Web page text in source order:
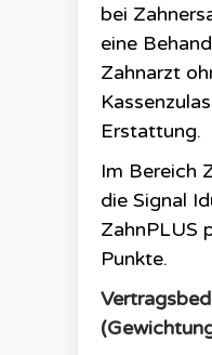
bei
eine
Zahnarzt
Erstattung.
Im Bereich
die Signal
ZahnPLUS
Punkte.